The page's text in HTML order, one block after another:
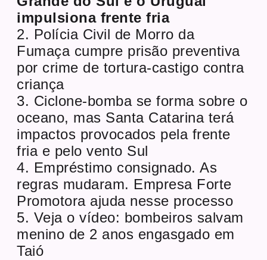
impulsiona frente fria
2. Polícia Civil de Morro da
Fumaça cumpre prisão preventiva
por crime de tortura-castigo contra
criança
3. Ciclone-bomba se forma sobre o
oceano, mas Santa Catarina terá
impactos provocados pela frente
fria e pelo vento Sul
4. Empréstimo consignado. As
regras mudaram. Empresa Forte
Promotora ajuda nesse processo
5. Veja o vídeo: bombeiros salvam
menino de 2 anos engasgado em
Taió